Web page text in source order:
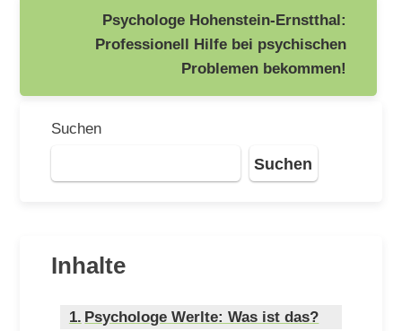
Psychologe Hohenstein-Ernstthal:
Professionell Hilfe bei psychischen
Problemen bekommen!
Suchen
Suchen
Inhalte
Psychologe Werlte: Was ist das?